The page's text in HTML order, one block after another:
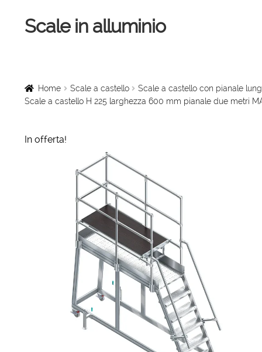
Vai
alla
Vai
al
Scale in alluminio
Scale a chiocciola
Scale in legno
Rampe di carico
Scale in alluminio
Parapetti Ringhiere Balaustre in acciaio e alluminio
Home Scale a castello
Scale a castello con pianale
Scale a castello H 225 larghezza 600 mm pianale due metri
In offerta!